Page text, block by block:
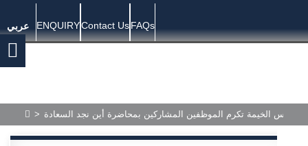
عربي ENQUIRYContact UsFAQs
> رأس الخيمة تكرم الموظفين المشاركين بمحاضرة أين نجد السعادة